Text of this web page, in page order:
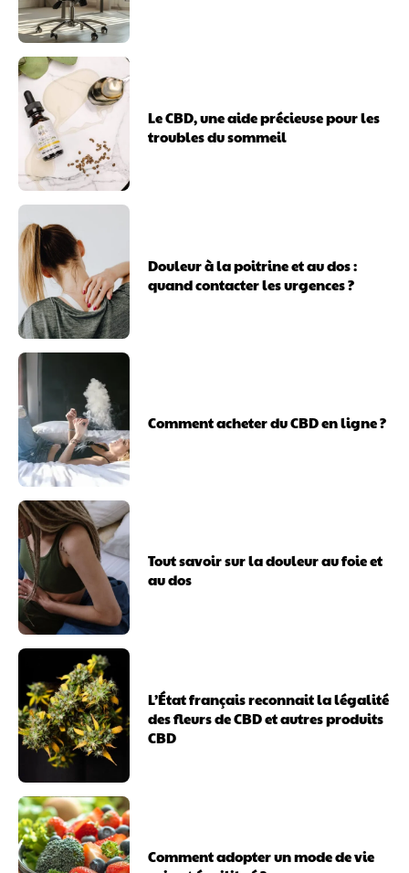
Le CBD, une aide précieuse pour les
troubles du sommeil
Douleur à la poitrine et au dos :
quand contacter les urgences ?
Comment acheter du CBD en ligne ?
Tout savoir sur la douleur au foie et
au dos
L’État français reconnait la légalité
des fleurs de CBD et autres produits
CBD
Comment adopter un mode de vie